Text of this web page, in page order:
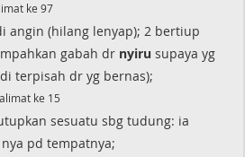
ke 97
angin (hilang lenyap); 2 bertiup
gabah dr nyiru supaya yg
terpisah dr yg bernas);
ke 15
sesuatu sbg tudung: ia
pd tempatnya;